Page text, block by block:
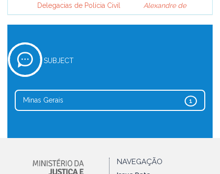
Delegacias de Polícia Civil
Alexandre de
SUBJECT
1
Minas Gerais
NAVEGAÇÃO